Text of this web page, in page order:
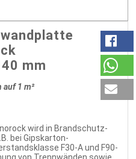
mm
1 m²
wird in Brandschutz-
bei Gipskarton-
F30-A und F90-